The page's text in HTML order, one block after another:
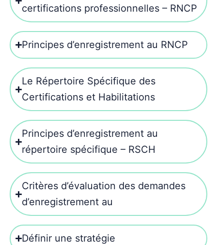
certifications professionnelles – RNCP
Principes d’enregistrement au RNCP
Le Répertoire Spécifique des
Certifications et Habilitations
Principes d’enregistrement au
répertoire spécifique – RSCH
Critères d’évaluation des demandes
d’enregistrement au
Définir une stratégie